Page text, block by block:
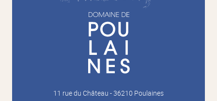
11 rue du Château - 36210 Poulaines